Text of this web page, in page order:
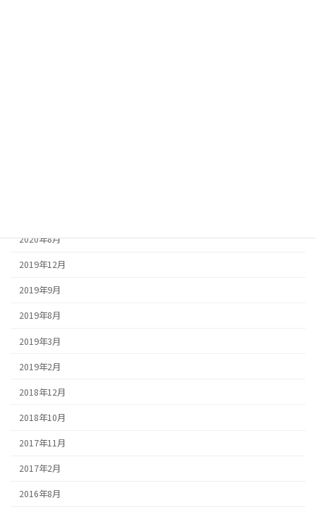
2020年8月
2019年12月
2019年9月
2019年8月
2019年3月
2019年2月
2018年12月
2018年10月
2017年11月
2017年2月
2016年8月